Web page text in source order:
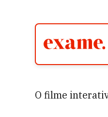
O filme